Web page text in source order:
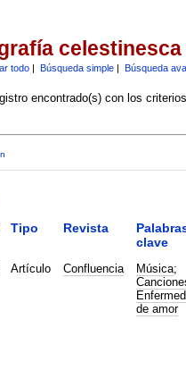
celestinesca
todo| Búsqueda simple| Búsqueda
encontrado(s) con los
Tipo Revista
clave
Artículo Confluencia Música;
de amor